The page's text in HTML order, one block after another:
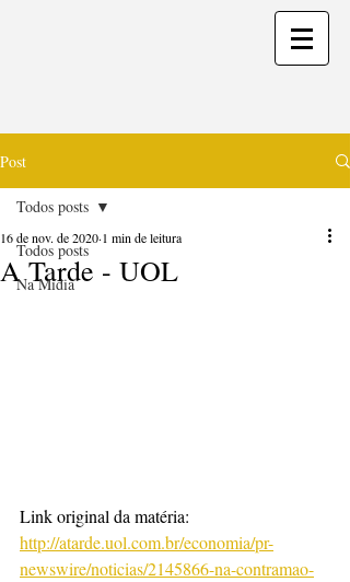
Post
Todos posts
Na Mídia
Todos posts
A Tarde - UOL
16 de nov. de 2020 1 min de leitura
Link original da matéria:
http://atarde.uol.com.br/economia/pr-
newswire/noticias/2145866-na-contramao-